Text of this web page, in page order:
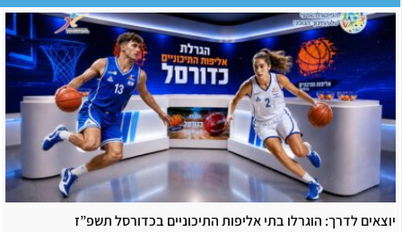
יוצאים לדרך: הוגרלו בתי אליפות התיכוניים בכדורסל תשפ”ז